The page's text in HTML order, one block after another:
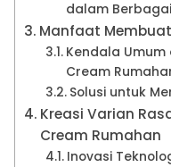
dalam
Manfaat
Kendala
Cream
Solusi untuk
Kreasi Varian
Cream Rumahan
Inovasi